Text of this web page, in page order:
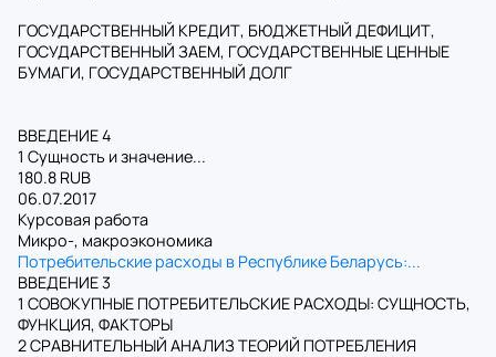
ГОСУДАРСТВЕННЫЙ КРЕДИТ, БЮДЖЕТНЫЙ ДЕФИЦИТ,
ГОСУДАРСТВЕННЫЙ ЗАЕМ, ГОСУДАРСТВЕННЫЕ ЦЕННЫЕ
БУМАГИ, ГОСУДАРСТВЕННЫЙ ДОЛГ
ВВЕДЕНИЕ 4
1 Сущность и значение...
180.8 RUB
06.07.2017
Курсовая работа
Микро-, макроэкономика
Потребительские расходы в Республике Беларусь:...
ВВЕДЕНИЕ 3
1 СОВОКУПНЫЕ ПОТРЕБИТЕЛЬСКИЕ РАСХОДЫ: СУЩНОСТЬ,
ФУНКЦИЯ, ФАКТОРЫ
2 СРАВНИТЕЛЬНЫЙ АНАЛИЗ ТЕОРИЙ ПОТРЕБЛЕНИЯ